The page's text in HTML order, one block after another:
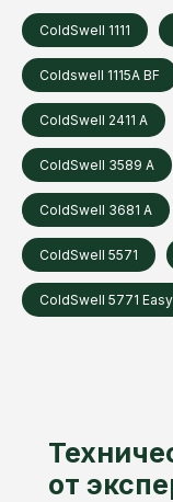
ColdSwell 1111
Coldswell 1115A BF
ColdSwell 2411 A
ColdSwell 3589 A
ColdSwell 3681 A
ColdSwell 5571
ColdSwell 5771 Easy
от